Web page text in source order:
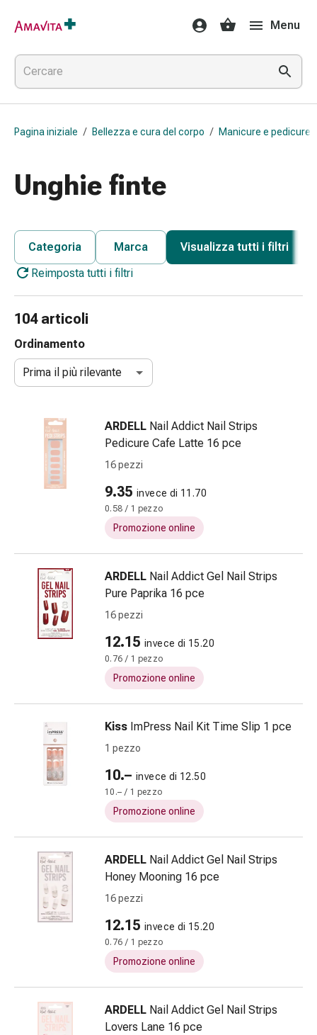
Medicamenti
e
trattamenti
Lesioni
cutanee
e
Compresse
Bende
elastiche
dita
Cerotti
Strisce
di
garza
Bendaggi
adesivi
Bende,
nastri
accessori
Bende
Materiali
medicazione
scottature
Medicazioni
Unguenti
disinfezione
delle
ferite
Medicazioni
spray
Suture
adesive
colla
tissutale
Unguento
vescicante
Tamponi
medicali
Menu
Pagina iniziale / Bellezza e cura del corpo / Manicure e pedicure
Unghie finte
Categoria Marca
Visualizza tutti i filtri
Reimposta tutti i filtri
104 articoli
Ordinamento
Prima il più rilevante
ARDELL Nail Addict Nail Strips
Pedicure Cafe Latte 16 pce
16 pezzi
9.35 invece di 11.70
0.58 / 1 pezzo
Promozione online
ARDELL Nail Addict Gel Nail Strips
Pure Paprika 16 pce
16 pezzi
12.15 invece di 15.20
0.76 / 1 pezzo
Promozione online
Kiss ImPress Nail Kit Time Slip 1 pce
1 pezzo
10.– invece di 12.50
10.– / 1 pezzo
Promozione online
ARDELL Nail Addict Gel Nail Strips
Honey Mooning 16 pce
16 pezzi
12.15 invece di 15.20
0.76 / 1 pezzo
Promozione online
ARDELL Nail Addict Gel Nail Strips
Lovers Lane 16 pce